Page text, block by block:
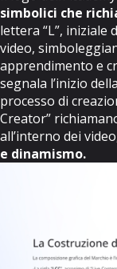
simbolici che
lettera “L”, iniziale
video,
apprendimento e
segnala l’inizio
processo di
Creator”
all’interno dei
e dinamismo.